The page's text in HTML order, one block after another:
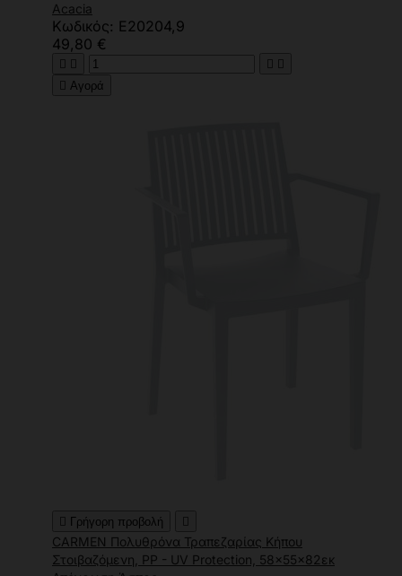
Acacia
Κωδικός: Ε20204,9
49,80 €
   
 Αγορά
 Γρήγορη προβολή 
CARMEN Πολυθρόνα Τραπεζαρίας Κήπου
Στοιβαζόμενη, PP - UV Protection, 58x55x82εκ